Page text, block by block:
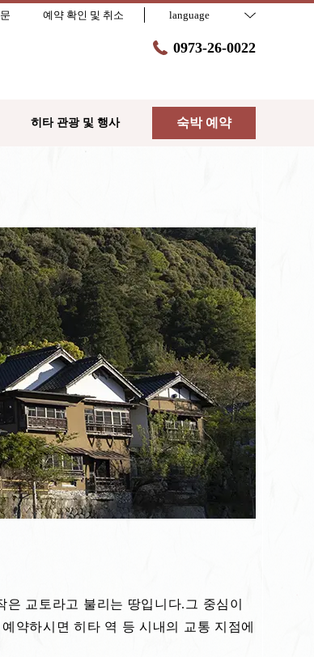
예약 확인 및 취소 language
0973-26-0022
히타 관광 및 행사 숙박 예약
교토라고 불리는 땅입니다.그 중심이
약하시면 히타 역 등 시내의 교통 지점에